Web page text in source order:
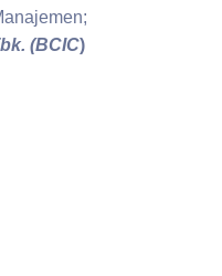
(BCIC)